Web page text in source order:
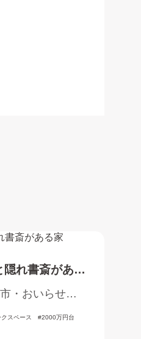
隠れ書斎がある
・おいらせ
スペース 2000万円台